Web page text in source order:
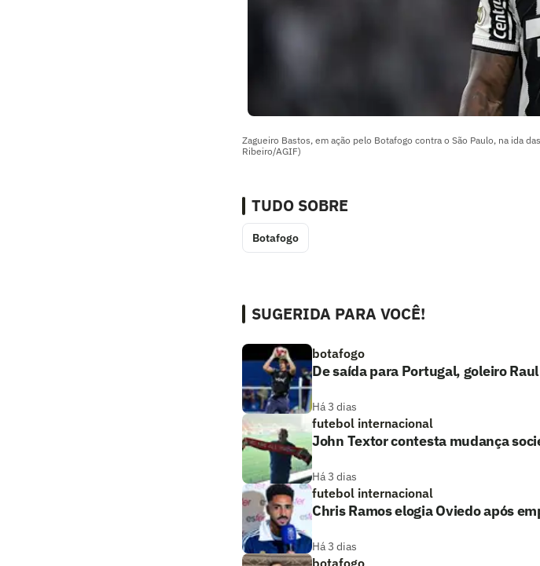
Zagueiro Bastos, em ação pelo Botafogo contra o São Paulo, na ida
Ribeiro/AGIF)
TUDO SOBRE
Botafogo
SUGERIDA PARA VOCÊ!
botafogo
De saída para Portugal, goleiro
Há 3 dias
futebol internacional
John Textor contesta mudança
Há 3 dias
futebol internacional
Chris Ramos elogia Oviedo após
Há 3 dias